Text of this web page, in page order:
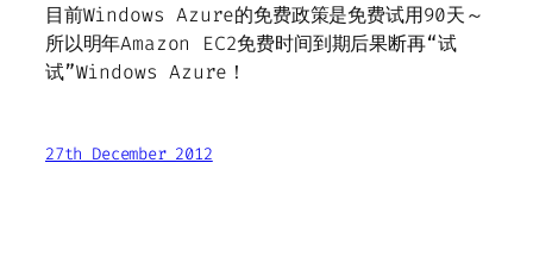
目前Windows Azure的免费政策是免费试用90天～
所以明年Amazon EC2免费时间到期后果断再“试
试”Windows Azure！
27th December 2012